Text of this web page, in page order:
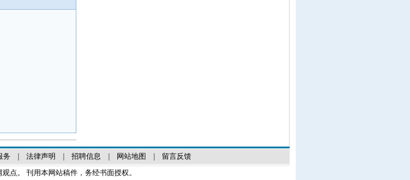
务| 法律声明 招聘信息 网站地图
留言反馈
点。 刊用本网站稿件，务经书面授权。